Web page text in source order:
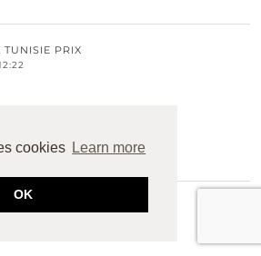
cookies Learn more
OK
TUNISIE PRIX